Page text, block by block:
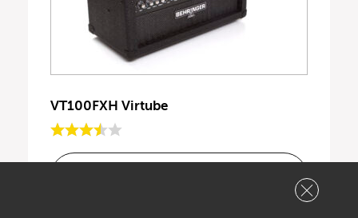
VT100FXH Virtube